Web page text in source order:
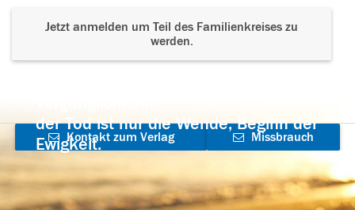
Jetzt anmelden um Teil des Familienkreises zu
werden.
der Tod ist nur die Wende, Beginn der
Ewigkeit.
Kontakt zum Verlag
aufnehmen
Missbrauch